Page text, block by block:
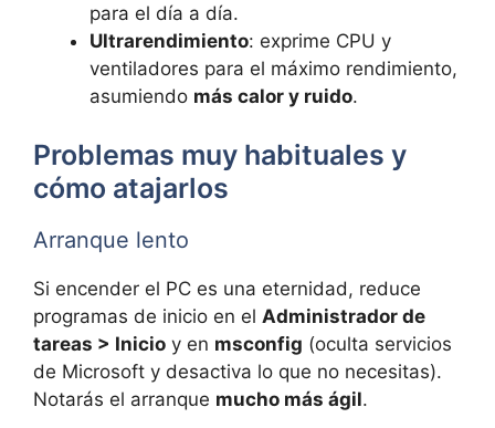
para el día a día.
Ultrarendimiento: exprime CPU y
ventiladores para el máximo rendimiento,
asumiendo más calor y ruido.
Problemas muy habituales y
cómo atajarlos
Arranque lento
Si encender el PC es una eternidad, reduce
programas de inicio en el Administrador de
tareas > Inicio y en msconfig (oculta servicios
de Microsoft y desactiva lo que no necesitas).
Notarás el arranque mucho más ágil.